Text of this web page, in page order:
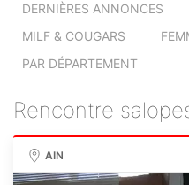
DERNIÈRES ANNONCES
MILF & COUGARS
PAR DÉPARTEMENT
Rencontre
AIN